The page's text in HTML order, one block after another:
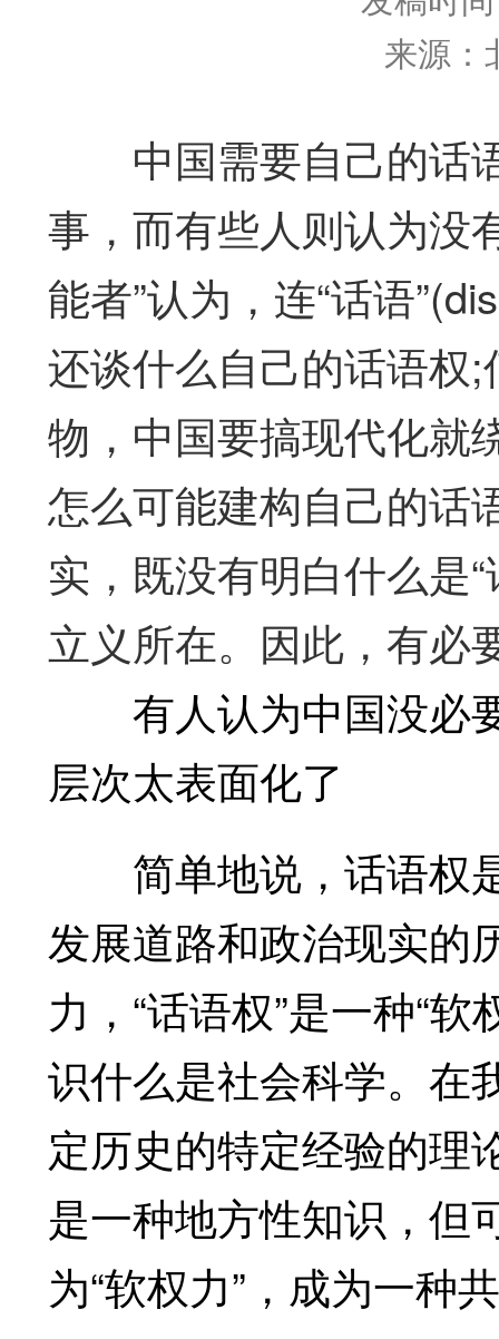
来源：
中国需要自己的话
事，而有些人则认为没
能者”认为，连“话语
还谈什么自己的话语权
物，中国要搞现代化就
怎么可能建构自己的话
实，既没有明白什么是
立义所在。因此，有必
有人认为中国没必
层次太表面化了
简单地说，话语权
发展道路和政治现实的
力，“话语权”是一种“
识什么是社会科学。在
定历史的特定经验的理
是一种地方性知识，但
为“软权力”，成为一种